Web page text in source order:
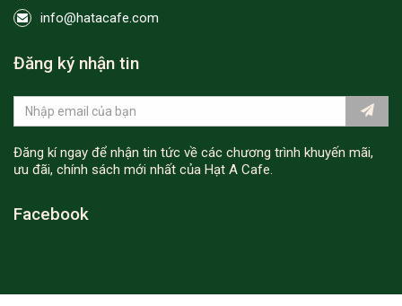
info@hatacafe.com
Đăng ký nhận tin
Đăng kí ngay để nhận tin tức về các chương trình khuyến mãi,
ưu đãi, chính sách mới nhất của Hạt A Cafe.
Facebook